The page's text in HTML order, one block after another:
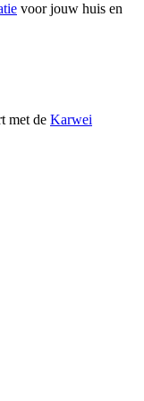
voor jouw huis en
met de Karwei